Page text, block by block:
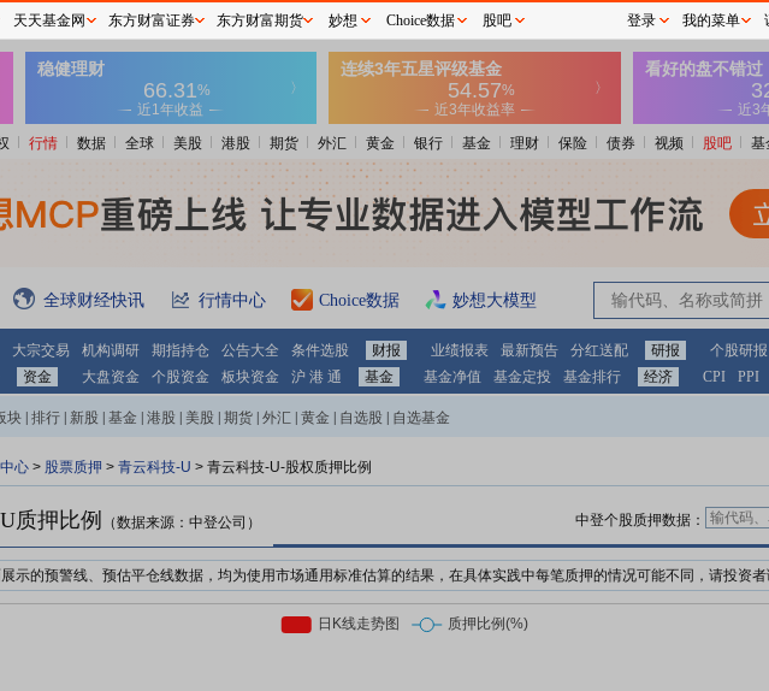
行情 数据 全球 美股 港股 期货 外汇 黄金 银行 基金 理财 保险 债券 视频 股吧 基
全球财经快讯 行情中心 Choice数据 妙想大模型
大宗交易 机构调研 期指持仓 公告大全 条件选股 财报 业绩报表 最新预告 分红送配 研报 个股研报
资金 大盘资金 个股资金 板块资金 沪 港 通 基金 基金净值 基金定投 基金排行 经济 CPI PPI
块 排行 新股 基金 港股 美股 期货 外汇 黄金 自选股 自选基金
心 > 股票质押 > 青云科技-U > 青云科技-U-股权质押比例
质押比例 （数据来源：中登公司） 中登个股质押数据：
示的预警线、预估平仓线数据，均为使用市场通用标准估算的结果，在具体实践中每笔质押的情况可能不同，请投资者
金融机构为了防止股价下跌对自己的利益造成损失，对质押个股的股价设置预警价格与强制平仓价格。
冻结起始日收盘价前复权*质押率*预警线比例
天天基金网 东方财富证券 东方财富期货 妙想 Choice数据 股吧 登录 我的菜单